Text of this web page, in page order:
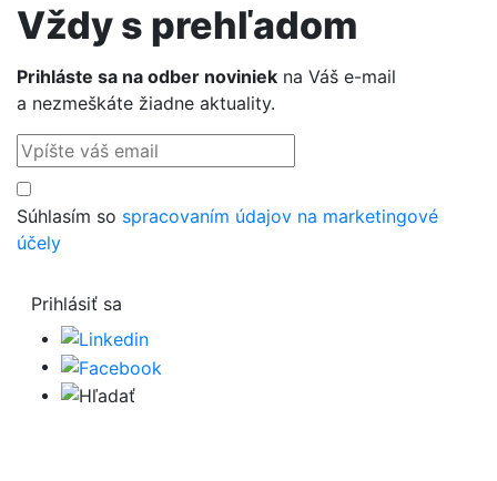
Vždy s prehľadom
Prihláste sa na odber noviniek na Váš e-mail
a nezmeškáte žiadne aktuality.
Súhlasím so spracovaním údajov na marketingové
účely
Prihlásiť sa
Hľadať